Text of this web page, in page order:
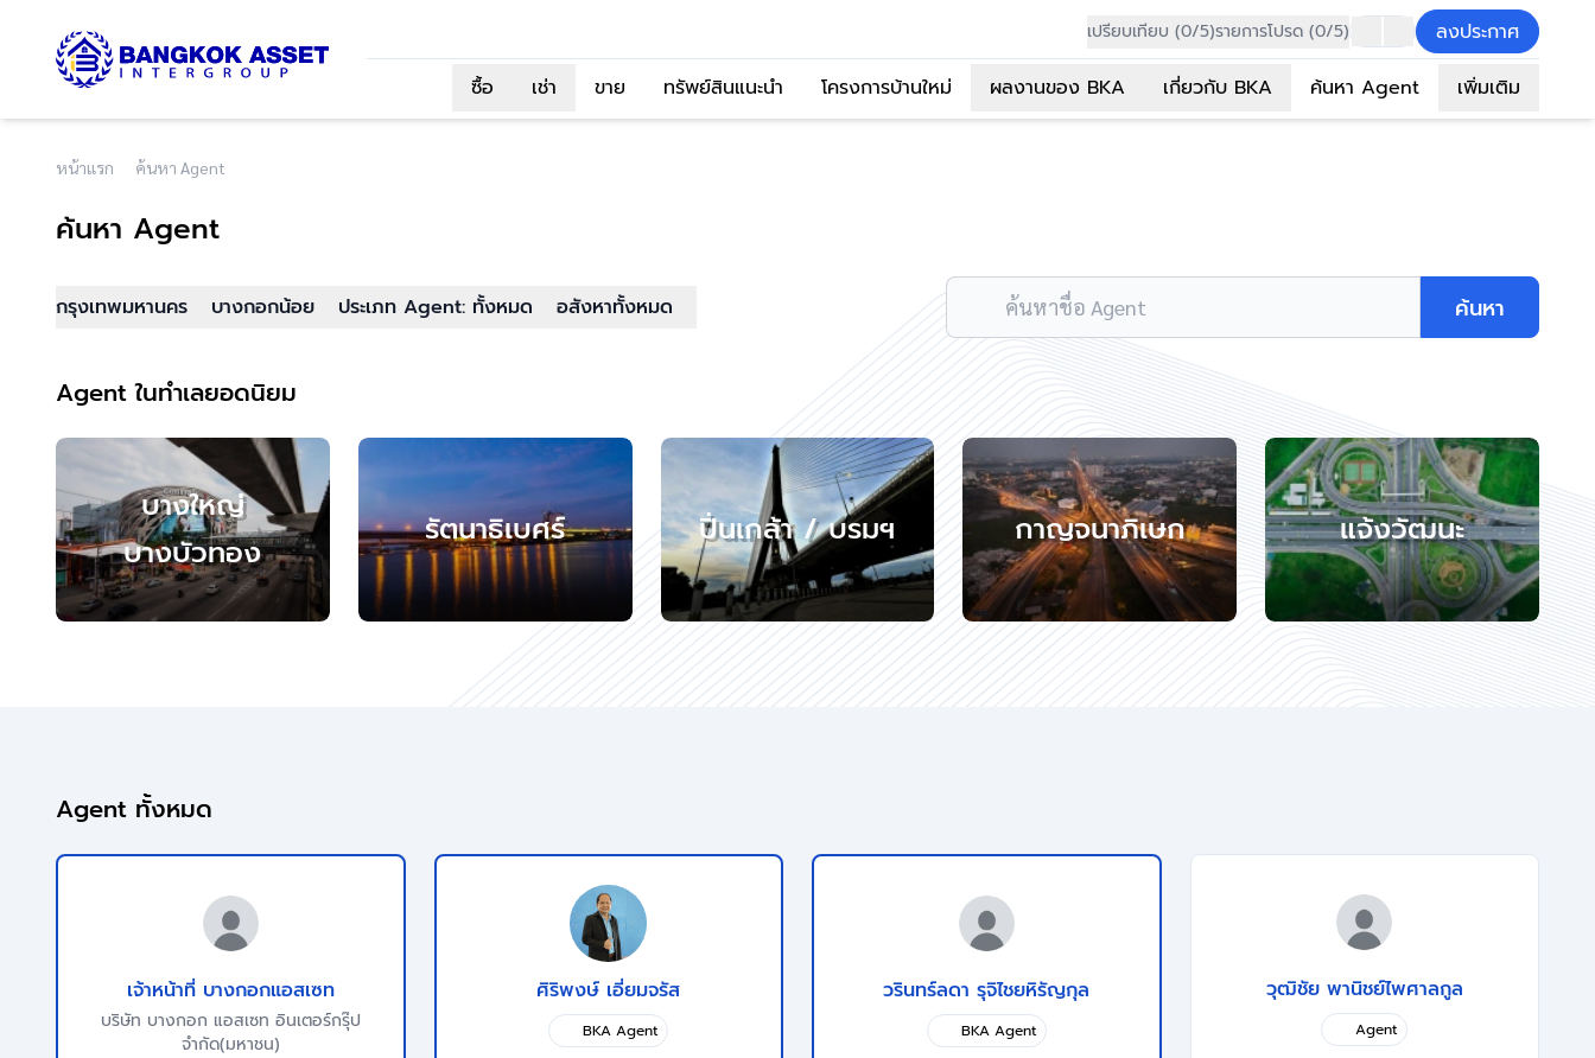
เปรียบเทียบ (0/5)รายการโปรด (0/5)
ลงประกาศ
ซื้อ
เช่า ขาย ทรัพย์สินแนะนำ โครงการบ้านใหม่ ผลงานของ BKA เกี่ยวกับ BKA ค้นหา Agent เพิ่มเติม
หน้าแรก ค้นหา Agent
ค้นหา Agent
กรุงเทพมหานคร บางกอกน้อย ประเภท Agent: ทั้งหมด อสังหาทั้งหมด ค้นหาชื่อ Agent ค้นหา
Agent ในทำเลยอดนิยม
บางใหญ่
บางบัวทอง
รัตนาธิเบศร์ ปิ่นเกล้า / บรมฯ กาญจนาภิเษก แจ้งวัฒนะ
Agent ทั้งหมด
เจ้าหน้าที่ บางกอกแอสเซท
บริษัท บางกอก แอสเซท อินเตอร์กรุ๊ป
จำกัด(มหาชน)
ศิริพงษ์ เอี่ยมจรัส
BKA Agent
วรินทร์ลดา รุจิไชยหิรัญกุล
BKA Agent
วุฒิชัย พานิชย์ไพศาลกูล
Agent